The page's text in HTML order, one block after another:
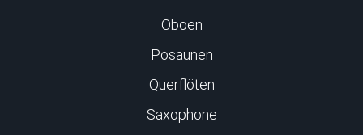
Oboen
Posaunen
Querflöten
Saxophone